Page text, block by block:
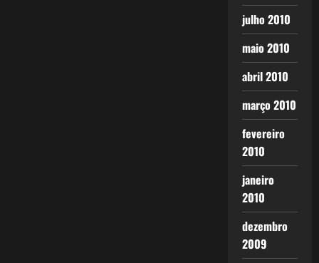
julho 2010
maio 2010
abril 2010
março 2010
fevereiro
2010
janeiro
2010
dezembro
2009